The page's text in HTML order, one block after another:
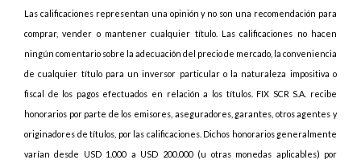
Las calificaciones representan una opinión y no son una recomendación para
comprar, vender o mantener cualquier título. Las calificaciones no hacen
ningún comentario sobre la adecuación del precio de mercado, la conveniencia
de cualquier título para un inversor particular o la naturaleza impositiva o
fiscal de los pagos efectuados en relación a los títulos. FIX SCR S.A. recibe
honorarios por parte de los emisores, aseguradores, garantes, otros agentes y
originadores de títulos, por las calificaciones. Dichos honorarios generalmente
varían desde USD 1.000 a USD 200.000 (u otras monedas aplicables) por